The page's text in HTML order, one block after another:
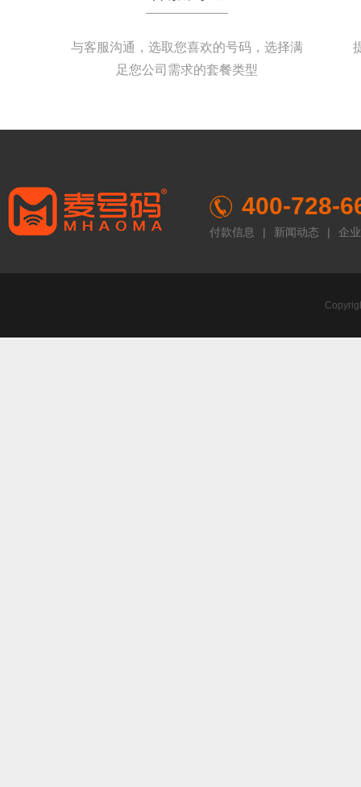
与客服沟通，选取您喜欢的号码，选择满
足您公司需求的套餐类型
400-728-
付款信息 | 新闻动态 | 企